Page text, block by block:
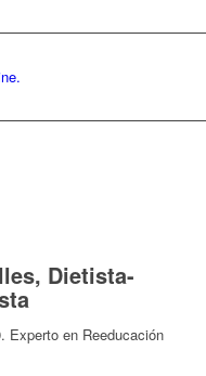
Dietista-
Experto en Reeducación